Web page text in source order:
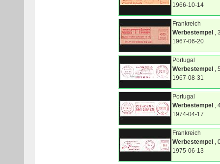
1966-10-14
Frankreich
Werbestempel ,
1967-06-20
Portugal
Werbestempel ,
1967-08-31
Portugal
Werbestempel ,
1974-04-17
Frankreich
Werbestempel ,
1975-06-13